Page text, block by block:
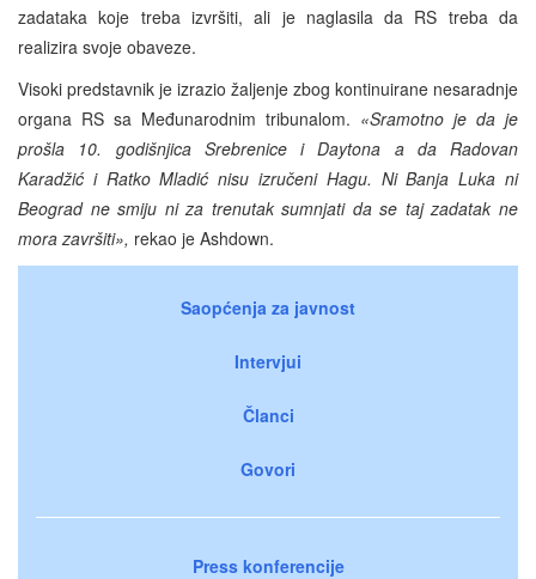
zadataka koje treba izvršiti, ali je naglasila da RS treba da
realizira svoje obaveze.
Visoki predstavnik je izrazio žaljenje zbog kontinuirane nesaradnje
organa RS sa Međunarodnim tribunalom. «Sramotno je da je
prošla 10. godišnjica Srebrenice i Daytona a da Radovan
Karadžić i Ratko Mladić nisu izručeni Hagu. Ni Banja Luka ni
Beograd ne smiju ni za trenutak sumnjati da se taj zadatak ne
mora završiti», rekao je Ashdown.
Saopćenja za javnost
Intervjui
Članci
Govori
Press konferencije